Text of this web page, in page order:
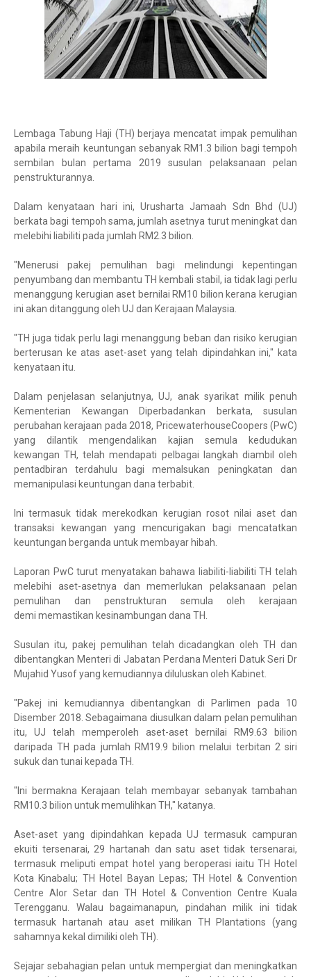
Lembaga Tabung Haji (TH) berjaya mencatat impak pemulihan
apabila meraih keuntungan sebanyak RM1.3 bilion bagi tempoh
sembilan bulan pertama 2019 susulan pelaksanaan pelan
penstrukturannya.
Dalam kenyataan hari ini, Urusharta Jamaah Sdn Bhd (UJ)
berkata bagi tempoh sama, jumlah asetnya turut meningkat dan
melebihi liabiliti pada jumlah RM2.3 bilion.
"Menerusi pakej pemulihan bagi melindungi kepentingan
penyumbang dan membantu TH kembali stabil, ia tidak lagi perlu
menanggung kerugian aset bernilai RM10 bilion kerana kerugian
ini akan ditanggung oleh UJ dan Kerajaan Malaysia.
"TH juga tidak perlu lagi menanggung beban dan risiko kerugian
berterusan ke atas aset-aset yang telah dipindahkan ini," kata
kenyataan itu.
Dalam penjelasan selanjutnya, UJ, anak syarikat milik penuh
Kementerian Kewangan Diperbadankan berkata, susulan
perubahan kerajaan pada 2018, PricewaterhouseCoopers (PwC)
yang dilantik mengendalikan kajian semula kedudukan
kewangan TH, telah mendapati pelbagai langkah diambil oleh
pentadbiran terdahulu bagi memalsukan peningkatan dan
memanipulasi keuntungan dana terbabit.
Ini termasuk tidak merekodkan kerugian rosot nilai aset dan
transaksi kewangan yang mencurigakan bagi mencatatkan
keuntungan berganda untuk membayar hibah.
Laporan PwC turut menyatakan bahawa liabiliti-liabiliti TH telah
melebihi aset-asetnya dan memerlukan pelaksanaan pelan
pemulihan dan penstrukturan semula oleh kerajaan
demi memastikan kesinambungan dana TH.
Susulan itu, pakej pemulihan telah dicadangkan oleh TH dan
dibentangkan Menteri di Jabatan Perdana Menteri Datuk Seri Dr
Mujahid Yusof yang kemudiannya diluluskan oleh Kabinet.
"Pakej ini kemudiannya dibentangkan di Parlimen pada 10
Disember 2018. Sebagaimana diusulkan dalam pelan pemulihan
itu, UJ telah memperoleh aset-aset bernilai RM9.63 bilion
daripada TH pada jumlah RM19.9 bilion melalui terbitan 2 siri
sukuk dan tunai kepada TH.
"Ini bermakna Kerajaan telah membayar sebanyak tambahan
RM10.3 bilion untuk memulihkan TH," katanya.
Aset-aset yang dipindahkan kepada UJ termasuk campuran
ekuiti tersenarai, 29 hartanah dan satu aset tidak tersenarai,
termasuk meliputi empat hotel yang beroperasi iaitu TH Hotel
Kota Kinabalu; TH Hotel Bayan Lepas; TH Hotel & Convention
Centre Alor Setar dan TH Hotel & Convention Centre Kuala
Terengganu. Walau bagaimanapun, pindahan milik ini tidak
termasuk hartanah atau aset milikan TH Plantations (yang
sahamnya kekal dimiliki oleh TH).
Sejajar sebahagian pelan untuk mempergiat dan meningkatkan